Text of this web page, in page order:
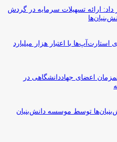
ارائه تسهیلات سرمایه در گردش
با اعتبار هزار میلیارد
اعضای جهاددانشگاهی در
توسط موسسه دانش‌بنیان